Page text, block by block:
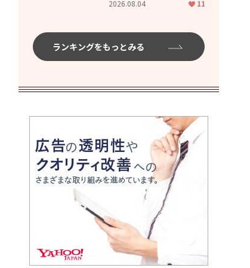
2026.08.04 11
ランキングをもっとみる